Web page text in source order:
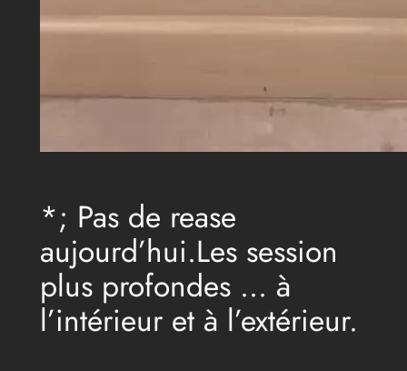
*; Pas de rease
aujourd’hui.Les session
plus profondes … à
l’intérieur et à l’extérieur.